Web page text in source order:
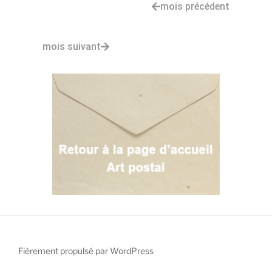
mois précédent
mois suivant
Fièrement propulsé par WordPress